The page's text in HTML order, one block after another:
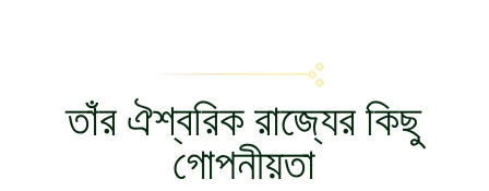
তাঁর ঐশ্বরিক রাজ্যের কিছু
গোপনীয়তা